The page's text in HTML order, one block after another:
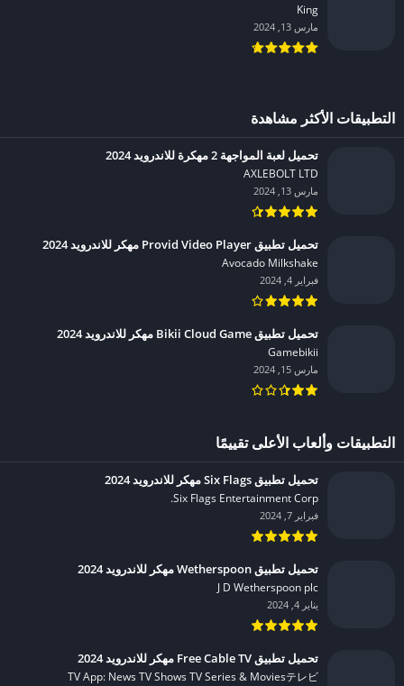
King‏
مارس 13, 2024
التطبيقات الأكثر مشاهدة
تحميل لعبة المواجهة 2 مهكرة للاندرويد 2024
AXLEBOLT LTD‏
مارس 13, 2024
تحميل تطبيق Provid Video Player مهكر للاندرويد 2024
Avocado Milkshake‏
فبراير 4, 2024
تحميل تطبيق Bikii Cloud Game مهكر للاندرويد 2024
Gamebikii‏
مارس 15, 2024
التطبيقات وألعاب الأعلى تقييمًا
تحميل تطبيق Six Flags مهكر للاندرويد 2024
Six Flags Entertainment Corp.‏
فبراير 7, 2024
تحميل تطبيق Wetherspoon مهكر للاندرويد 2024
J D Wetherspoon plc‏
يناير 4, 2024
تحميل تطبيق Free Cable TV مهكر للاندرويد 2024
TV App: News TV Shows TV Series & Moviesテレビ‏